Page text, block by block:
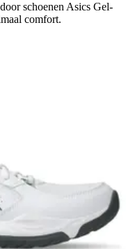
schoenen Asics Gel-
comfort.